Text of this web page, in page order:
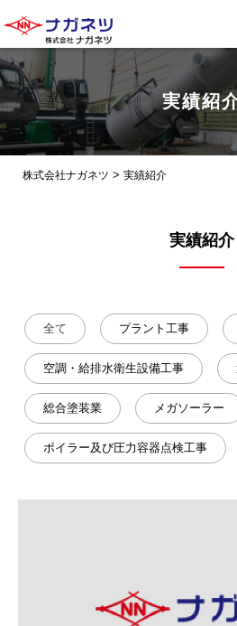
実績紹
株式会社ナガネツ > 実績紹介
実績紹介
全て プラント工事
空調・給排水衛生設備工事
総合塗装業 メガソーラー
ボイラー及び圧力容器点検工事